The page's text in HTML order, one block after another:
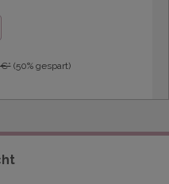
€* (50% gespart)